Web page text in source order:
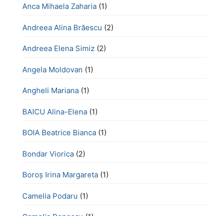
Anca Mihaela Zaharia (1)
Andreea Alina Brăescu (2)
Andreea Elena Simiz (2)
Angela Moldovan (1)
Angheli Mariana (1)
BAICU Alina-Elena (1)
BOIA Beatrice Bianca (1)
Bondar Viorica (2)
Boroş Irina Margareta (1)
Camelia Podaru (1)